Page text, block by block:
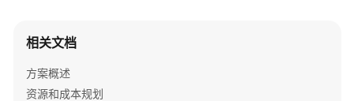
业
系
统
相关文档
方案概述
资源和成本规划